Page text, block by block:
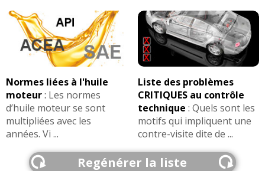
Normes liées à l'huile
moteur: Les normes
d’huile moteur se sont
multipliées avec les
années. Vi ...
Liste des problèmes
CRITIQUES au contrôle
technique : Quels sont les
motifs qui impliquent une
contre-visite dite de ...
Regénérer la liste